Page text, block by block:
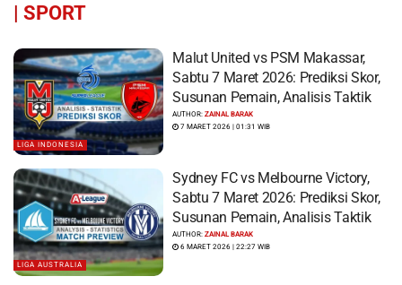
| SPORT
LIGA INDONESIA
Malut United vs PSM Makassar,
Sabtu 7 Maret 2026: Prediksi Skor,
Susunan Pemain, Analisis Taktik
AUTHOR:ZAINAL BARAK
7 MARET 2026 | 01:31 WIB
LIGA AUSTRALIA
Sydney FC vs Melbourne Victory,
Sabtu 7 Maret 2026: Prediksi Skor,
Susunan Pemain, Analisis Taktik
AUTHOR:ZAINAL BARAK
6 MARET 2026 | 22:27 WIB